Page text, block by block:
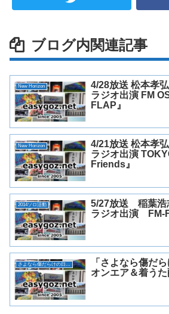
ブログ内関連記事
New Horizon
4/28放送 松本孝
ラジオ出演 FM
FLAP』
New Horizon
4/21放送 松本孝
ラジオ出演
Friends』
2014ソロ活動
5/27放送 稲葉浩
ラジオ出演 FM-
「さよなら傷だ
オンエア＆着う